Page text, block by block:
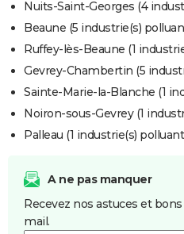
FORUM
Bricolage
Lifestyle
Culture
Sport
Auto
Television
Voyage
Cinema
Nuits-Saint-Georges (4
Beaune (5 industrie(s)
Ruffey-lès-Beaune (1
Gevrey-Chambertin (5
Sainte-Marie-la-Blanche (1
Noiron-sous-Gevrey (1
Palleau (1 industrie(s)
A ne pas manquer
Recevez nos astuces et
mail.